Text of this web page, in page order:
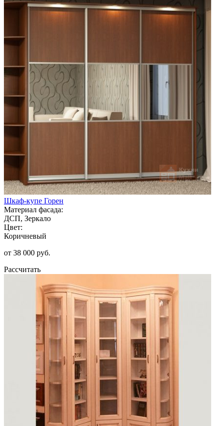
Шкаф-купе Горен
Материал фасада:
ДСП, Зеркало
Цвет:
Коричневый
от 38 000 руб.
Рассчитать